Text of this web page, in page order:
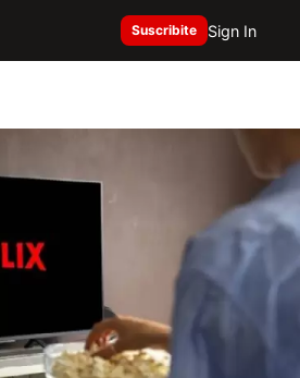
Suscribite Sign In